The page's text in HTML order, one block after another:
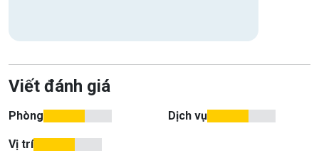
Viết đánh giá
Phòng Dịch vụ
Vị trí